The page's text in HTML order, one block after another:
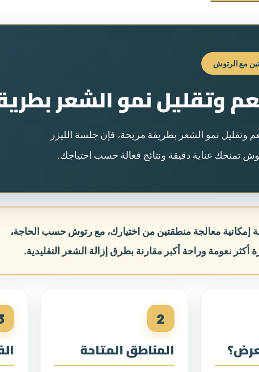
مع الرتوش
وتقليل نمو الشعر
وتقليل نمو الشعر بطريقة مريحة، فإن جلسة الليزر
تمنحك عناية دقيقة ونتائج فعالة حسب احتياجك.
إمكانية معالجة منطقتين من اختيارك، مع رتوش حسب الحاجة،
نعومة وراحة أكبر مقارنة بطرق إزالة الشعر التقليدية.
2
المناطق المتاحة